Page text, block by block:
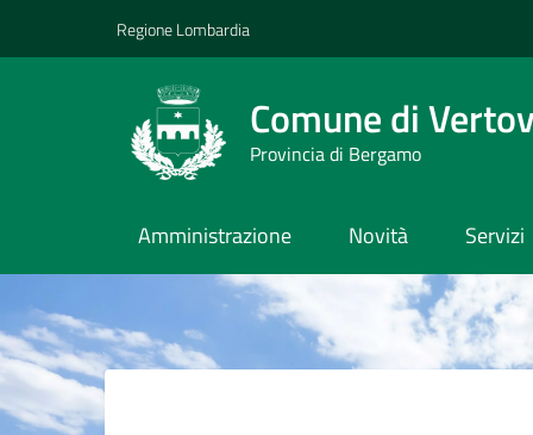
Regione Lombardia
Comune di
Provincia di Bergamo
Amministrazione Novità Servizi